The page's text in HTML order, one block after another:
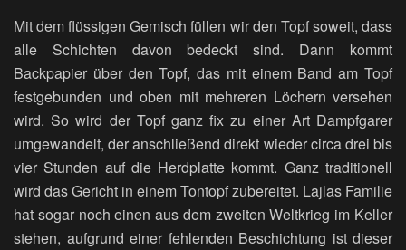
Mit dem flüssigen Gemisch füllen wir den Topf soweit, dass
alle Schichten davon bedeckt sind. Dann kommt
Backpapier über den Topf, das mit einem Band am Topf
festgebunden und oben mit mehreren Löchern versehen
wird. So wird der Topf ganz fix zu einer Art Dampfgarer
umgewandelt, der anschließend direkt wieder circa drei bis
vier Stunden auf die Herdplatte kommt. Ganz traditionell
wird das Gericht in einem Tontopf zubereitet. Lajlas Familie
hat sogar noch einen aus dem zweiten Weltkrieg im Keller
stehen, aufgrund einer fehlenden Beschichtung ist dieser